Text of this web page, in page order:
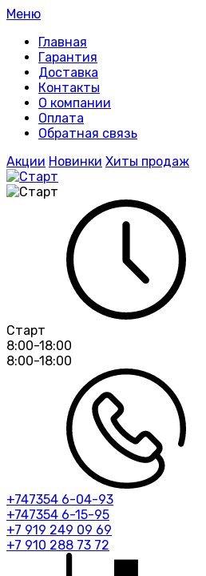
Меню
Главная
Гарантия
Доставка
Контакты
О компании
Оплата
Обратная связь
Акции Новинки Хиты продаж
Старт
8:00-18:00
8:00-18:00
+747354 6-04-93
+747354 6-15-95
+7 919 249 09 69
+7 910 288 73 72